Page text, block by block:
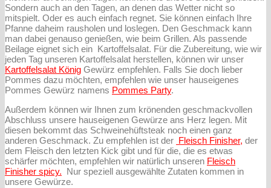
Sondern auch an den Tagen, an denen das Wetter nicht so
mitspielt. Oder es auch einfach regnet. Sie können einfach Ihre
Pfanne daheim rausholen und loslegen. Den Geschmack kann
man dabei genauso genießen, wie beim Grillen. Als passende
Beilage eignet sich ein Kartoffelsalat. Für die Zubereitung, wie wir
jeden Tag unseren Kartoffelsalat herstellen, können wir unser
Kartoffelsalat König Gewürz empfehlen. Falls Sie doch lieber
Pommes dazu möchten, empfehlen wie unser hauseigenes
Pommes Gewürz namens Pommes Party.
Außerdem können wir Ihnen zum krönenden geschmackvollen
Abschluss unsere hauseigenen Gewürze ans Herz legen. Mit
diesen bekommt das Schweinehüftsteak noch einen ganz
anderen Geschmack. Zu empfehlen ist der Fleisch Finisher, der
dem Fleisch den letzten Kick gibt und für die, die es etwas
schärfer möchten, empfehlen wir natürlich unseren Fleisch
Finisher spicy. Nur speziell ausgewählte Zutaten kommen in
unsere Gewürze.